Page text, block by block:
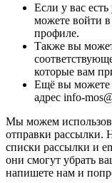
Если у вас
можете войти в
профиле.
Также вы
которые вам
Ещё вы можете
адрес info-
Мы можем
отправки рассылки.
списки рассылки и
они смогут убрать
напишете нам и